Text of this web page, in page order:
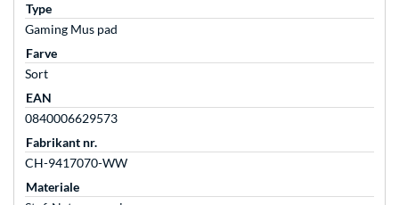
Type
Gaming Mus pad
Farve
Sort
EAN
0840006629573
Fabrikant nr.
CH-9417070-WW
Materiale